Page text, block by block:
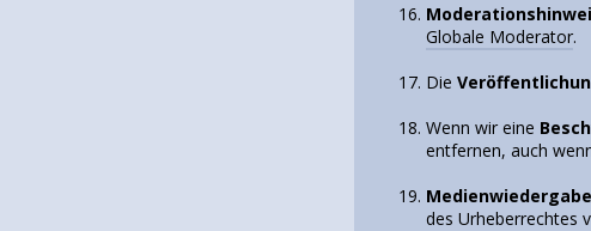
Globale Moderator.
Die
Wenn wir eine
entfernen, auch
des Urheberrechtes